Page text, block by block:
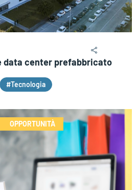
data center prefabbricato
#Tecnologia
OPPORTUNITÀ